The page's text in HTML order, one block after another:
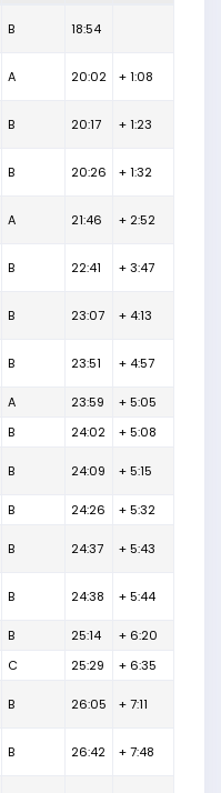
B 18:54
A 20:02 + 1:08
B 20:17 + 1:23
B 20:26 + 1:32
A 21:46 + 2:52
B 22:41 + 3:47
B 23:07 + 4:13
B 23:51 + 4:57
A 23:59
+ 5:05
B 24:02 + 5:08
B 24:09 + 5:15
B 24:26 + 5:32
B 24:37 + 5:43
B 24:38 + 5:44
B 25:14
+ 6:20
C 25:29 + 6:35
B 26:05 + 7:11
B 26:42 + 7:48